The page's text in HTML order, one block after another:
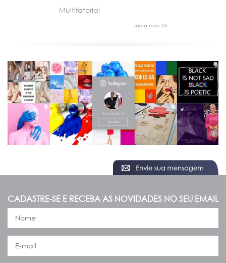
Multifatorial
saiba mais >>
CADASTRE-SE E RECEBA AS NOVIDADES NO SEU EMAIL